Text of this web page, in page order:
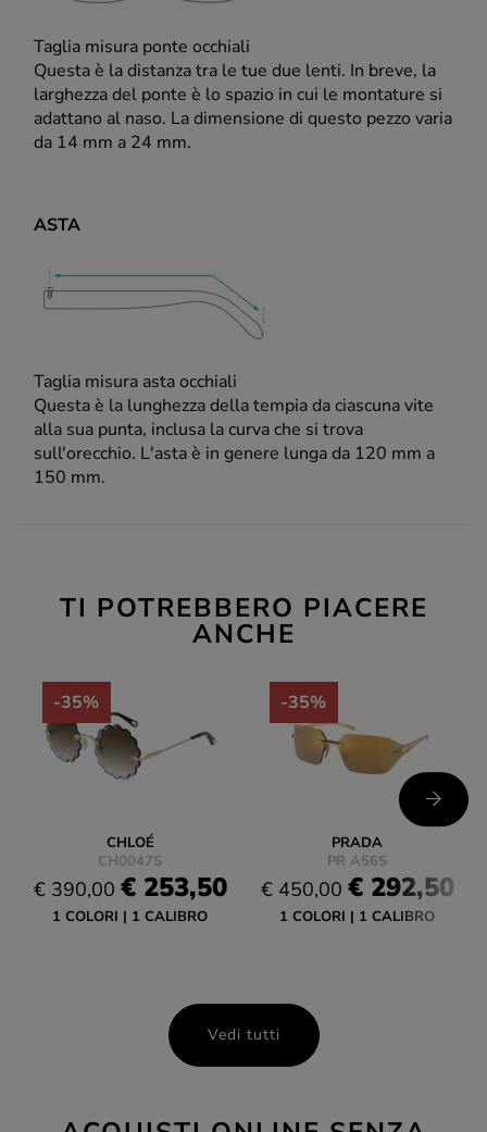
Taglia misura ponte occhiali
Questa è la distanza tra le tue due lenti. In breve, la
larghezza del ponte è lo spazio in cui le montature si
adattano al naso. La dimensione di questo pezzo varia
da 14 mm a 24 mm.
ASTA
Taglia misura asta occhiali
Questa è la lunghezza della tempia da ciascuna vite
alla sua punta, inclusa la curva che si trova
sull'orecchio. L'asta è in genere lunga da 120 mm a
150 mm.
TI POTREBBERO PIACERE
ANCHE
-35%
CHLOÉ
CH0047S
€ 390,00 € 253,50
1 COLORI 1 CALIBRO
-35%
PRADA
PR A56S
€ 450,00 € 292,50
1 COLORI 1 CALIBRO
Vedi tutti